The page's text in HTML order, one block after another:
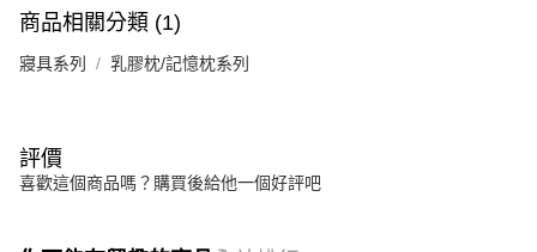
商品相關分類 (1)
寢具系列 乳膠枕/記憶枕系列
評價
喜歡這個商品嗎？購買後給他一個好評吧